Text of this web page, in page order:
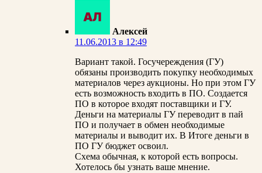
Алексей
11.06.2013 в 12:49
Вариант такой. Госучереждения (ГУ)
обязаны производить покупку необходимых
материалов через аукционы. Но при этом ГУ
есть возможность входить в ПО. Создается
ПО в которое входят поставщики и ГУ.
Деньги на материалы ГУ переводит в пай
ПО и получает в обмен необходимые
материалы и выводит их. В Итоге деньги в
ПО ГУ бюджет освоил.
Схема обычная, к которой есть вопросы.
Хотелось бы узнать ваше мнение.